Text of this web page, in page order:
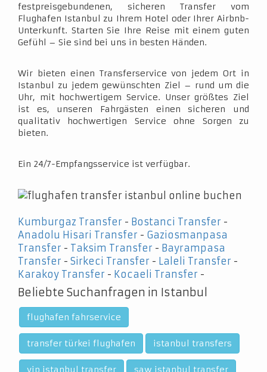
festpreisgebundenen, sicheren Transfer vom
Flughafen Istanbul zu Ihrem Hotel oder Ihrer Airbnb-
Unterkunft. Starten Sie Ihre Reise mit einem guten
Gefühl – Sie sind bei uns in besten Händen.
Wir bieten einen Transferservice von jedem Ort in
Istanbul zu jedem gewünschten Ziel – rund um die
Uhr, mit hochwertigem Service. Unser größtes Ziel
ist es, unseren Fahrgästen einen sicheren und
qualitativ hochwertigen Service ohne Sorgen zu
bieten.
Ein 24/7-Empfangsservice ist verfügbar.
Kumburgaz Transfer - Bostanci Transfer -
Anadolu Hisari Transfer - Gaziosmanpasa
Transfer - Taksim Transfer - Bayrampasa
Transfer - Sirkeci Transfer - Laleli Transfer -
Karakoy Transfer - Kocaeli Transfer -
Beliebte Suchanfragen in Istanbul
flughafen fahrservice
transfer türkei flughafen istanbul transfers
vip istanbul transfer saw istanbul transfer